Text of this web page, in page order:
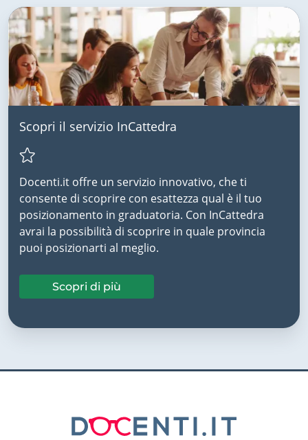
Scopri il servizio InCattedra
Docenti.it offre un servizio innovativo, che ti
consente di scoprire con esattezza qual è il tuo
posizionamento in graduatoria. Con InCattedra
avrai la possibilità di scoprire in quale provincia
puoi posizionarti al meglio.
Scopri di più